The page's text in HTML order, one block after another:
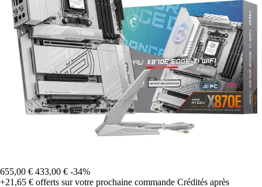
655,00 € 433,00 € -34%
+21,65 € offerts sur votre prochaine commande Crédités après